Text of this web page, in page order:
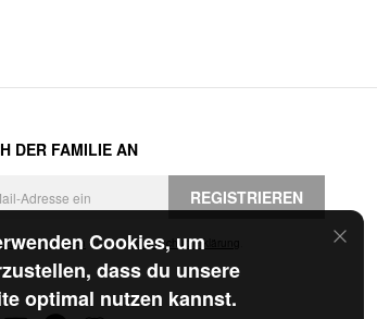
Cookies, um
dass du unsere
optimal nutzen kannst.
DER FAMILIE AN
REGISTRIEREN
und die Datenschutzerklärung